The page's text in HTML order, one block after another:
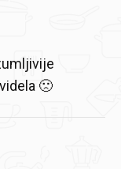
🙁